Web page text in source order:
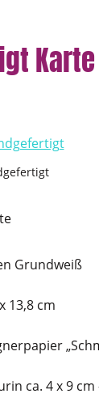
Grundweiß
13,8 cm
ca. 4 x 9